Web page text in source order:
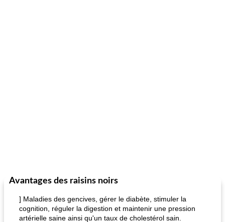
Avantages des raisins noirs
] Maladies des gencives, gérer le diabète, stimuler la
cognition, réguler la digestion et maintenir une pression
artérielle saine ainsi qu'un taux de cholestérol sain.